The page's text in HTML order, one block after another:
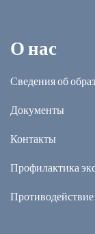
О нас
Сведения об
Документы
Контакты
Профилактика